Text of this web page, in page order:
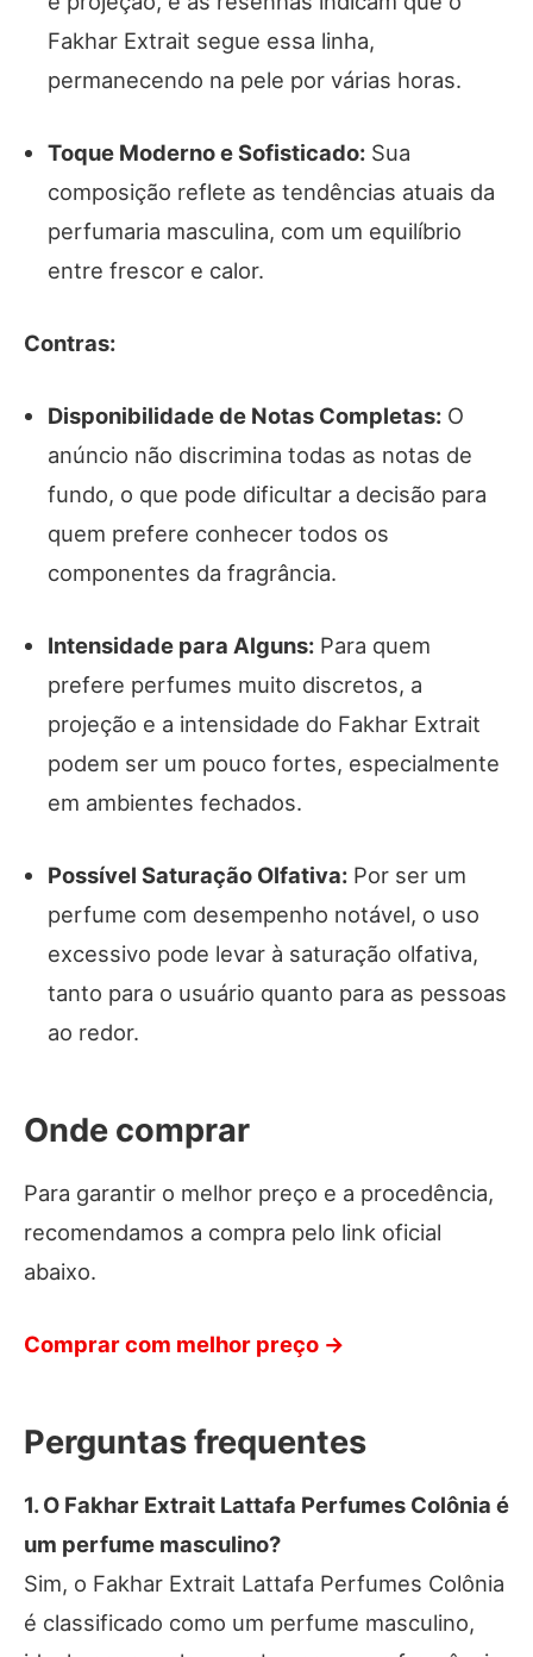
Fakhar Extrait segue essa linha,
permanecendo na pele por várias horas.
Toque Moderno e Sofisticado: Sua
composição reflete as tendências atuais da
perfumaria masculina, com um equilíbrio
entre frescor e calor.
Contras:
Disponibilidade de Notas Completas: O
anúncio não discrimina todas as notas de
fundo, o que pode dificultar a decisão para
quem prefere conhecer todos os
componentes da fragrância.
Intensidade para Alguns: Para quem
prefere perfumes muito discretos, a
projeção e a intensidade do Fakhar Extrait
podem ser um pouco fortes, especialmente
em ambientes fechados.
Possível Saturação Olfativa: Por ser um
perfume com desempenho notável, o uso
excessivo pode levar à saturação olfativa,
tanto para o usuário quanto para as pessoas
ao redor.
Onde comprar
Para garantir o melhor preço e a procedência,
recomendamos a compra pelo link oficial
abaixo.
Comprar com melhor preço →
Perguntas frequentes
1. O Fakhar Extrait Lattafa Perfumes Colônia é
um perfume masculino?
Sim, o Fakhar Extrait Lattafa Perfumes Colônia
é classificado como um perfume masculino,